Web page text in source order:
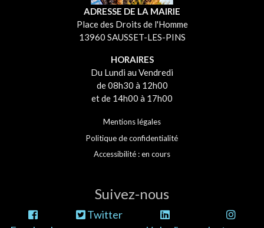
ADRESSE DE LA MAIRIE
Place des Droits de l'Homme
13960 SAUSSET-LES-PINS
HORAIRES
Du Lundi au Vendredi
de 08h30 à 12h00
et de 14h00 à 17h00
Mentions légales
Politique de confidentialité
Accessibilité : en cours
Suivez-nous
Twitter